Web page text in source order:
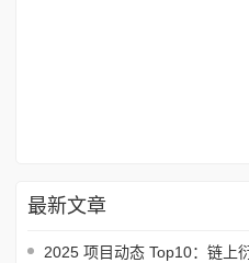
最新文章
2025 项目动态 Top10：链上